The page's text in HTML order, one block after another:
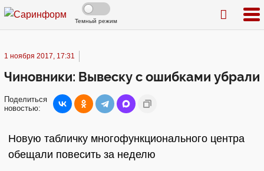
Темный режим
1 ноября 2017, 17:31
Чиновники: Вывеску с ошибками убрали
Поделиться
новостью:
Новую табличку многофункционального центра
обещали повесить за неделю